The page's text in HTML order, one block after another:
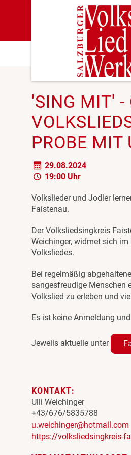
'SING MIT' -
PROBE MIT
29.08.2024
19:00 Uhr
Volkslieder und Jodler
Faistenau.
Der Volksliedsingkreis
Weichinger, widmet sich
Volksliedes.
Bei regelmäßig
sangesfreudige Menschen
Volkslied zu erleben und
Es ist keine Anmeldung
Jeweils aktuelle unter
KONTAKT:
Ulli Weichinger
+43/676/5835788
u.weichinger@hotmail.com
https://volksliedsingkreis-